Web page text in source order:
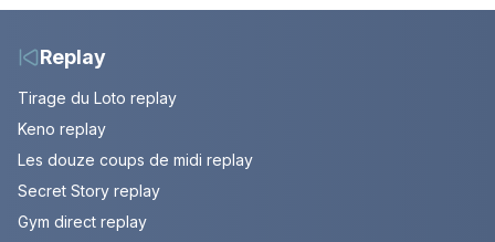
août 2026 (spoiler)
Montbrison et
Replay
Tirage du Loto replay
Keno replay
Les douze coups de midi replay
Secret Story replay
Gym direct replay